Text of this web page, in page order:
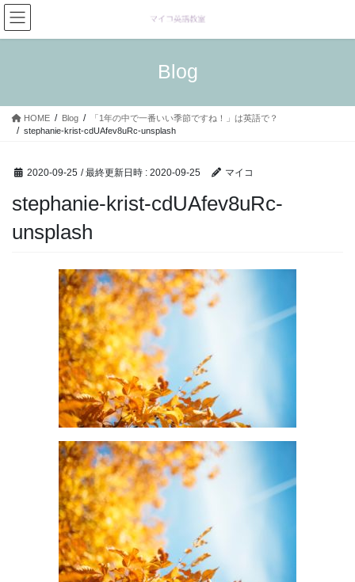
コ
ン
テ
ス
ナ
ビ
ゲ
ン
Blog
HOME Blog
「1年の中で一番いい季節ですね！」は英語で？
stephanie-krist-cdUAfev8uRc-unsplash
2020-09-25 / 最終更新日時 : 2020-09-25 マイコ
stephanie-krist-cdUAfev8uRc-
unsplash